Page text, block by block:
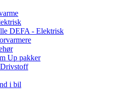
DEFA - Elektrisk
Up pakker
i bil